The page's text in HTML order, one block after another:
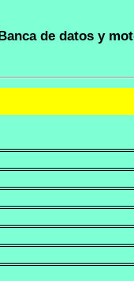
de datos y